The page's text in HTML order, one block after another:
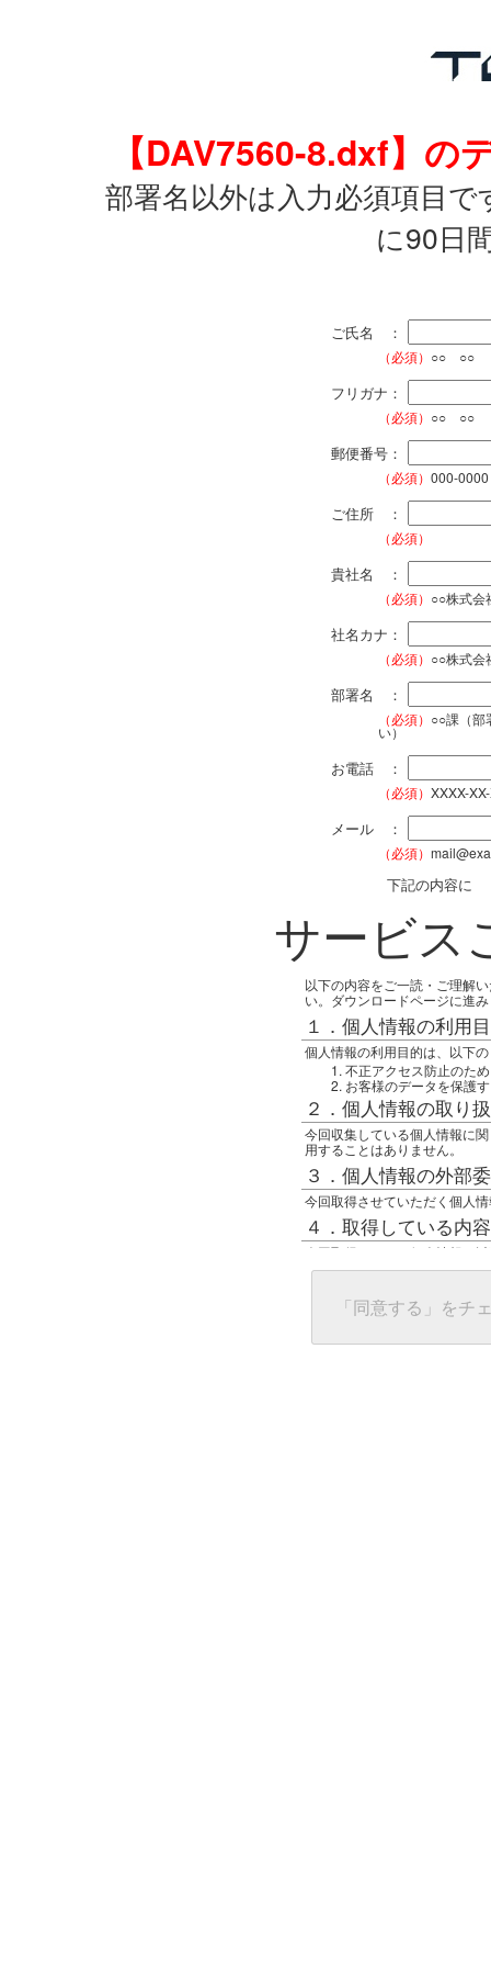
【DAV7560-8.dxf】
部署名以外は入力必須項目
に90日
ご氏名 ：
（必須） ○○ ○○
フリガナ：
（必須） ○○ ○○
郵便番号：
（必須） 000-0000
ご住所 ：
（必須）
貴社名 ：
（必須） ○○株式会
社名カナ：
（必須） ○○株式会
部署名 ：
（必須） ○○課（部
い）
お電話 ：
（必須） XXXX-
メール ：
（必須）
下記の内容に
サービス
以下の内容をご一読・ご理解
い。ダウンロードページに進
１．個人情報の利用
個人情報の利用目的は、以下
不正アクセス防止のため
お客様のデータを保護
２．個人情報の取り
今回収集している個人情報に
用することはありません。
３．個人情報の外部
今回取得させていただく個人
４．取得している内
今回取得している個人情報は
任意の名前
グローバルIPアドレス
接続ホスト情報
５．個人情報に関す
「同意する」をチ